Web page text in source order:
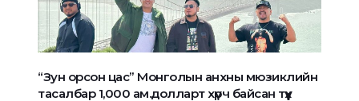
“Зун орсон цас” Монголын анхны мюзиклийн
тасалбар 1,000 ам.долларт хүрч байсан түүх